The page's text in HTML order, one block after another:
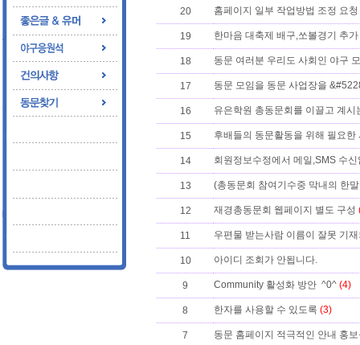
20 홈페이지 일부 작업방법 조정 요청
19 한마음 대축제 배구,쏘볼경기 추
18 동문 여러분 우리도 사회인 야구
17 동문 모임을 동문 사업장을
16 유은학원 총동문회를 이끌고 계
15 후배들의 동문활동을 위해 필요
14 회원정보수정에서 메일,SMS 수
13 (총동문회 참여기수중 막내의 한
12 재경총동문회 웹페이지 별도 구성
11 우편물 받는사람 이름이 잘못 기
10 아이디 조회가 안됩니다.
9 Community 활성화 방안 ^0^ (4)
8 한자를 사용할 수 있도록 (3)
7 동문 홈페이지 적극적인 안내 홍